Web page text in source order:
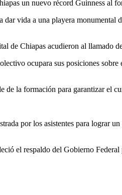
un nuevo récord Guinness al
vida a una playera
de Chiapas acudieron al llamado
ocupara sus posiciones
la formación para garantizar el
por los asistentes para lograr
el respaldo del Gobierno